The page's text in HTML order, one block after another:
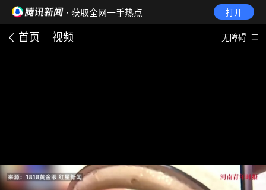
· 获取全网一手热点 打开
首页 视频 无障碍